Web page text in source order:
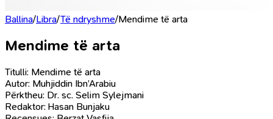
Ballina/Libra/Të ndryshme/Mendime të arta
Mendime të arta
Titulli: Mendime të arta
Autor: Muhjiddin Ibn’Arabiu
Përktheu: Dr. sc. Selim Sylejmani
Redaktor: Hasan Bunjaku